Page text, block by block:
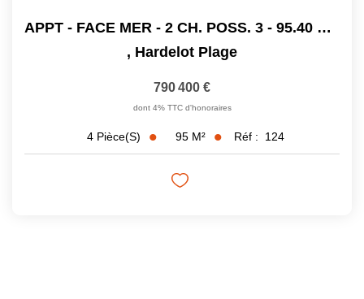
APPT - FACE MER - 2 CH. POSS. 3 - 95.40 M²C
, Hardelot Plage
790 400 €
dont 4% TTC d'honoraires
4 Pièce(s) 95 M² Réf : 124